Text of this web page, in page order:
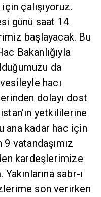
çalışıyoruz.
günü saat 14
başlayacak. Bu
Bakanlığıyla
da
hacı
dolayı dost
yetkililerine
ana kadar hac için
vatandaşımız
kardeşlerimize
sabr-ı
son verirken